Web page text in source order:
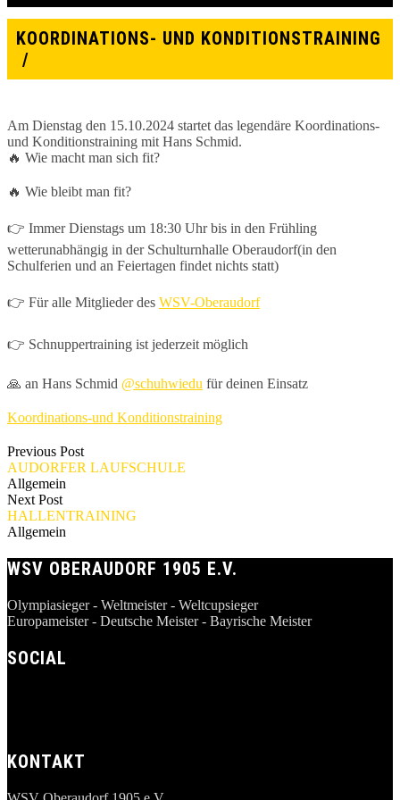
KOORDINATIONS- UND KONDITIONSTRAINING
Am Dienstag den 15.10.2024 startet das legendäre Koordinations-
und Konditionstraining mit Hans Schmid.
🔥 Wie macht man sich fit?
🔥 Wie bleibt man fit?
👉 Immer Dienstags um 18:30 Uhr bis in den Frühling
wetterunabhängig in der Schulturnhalle Oberaudorf(in den
Schulferien und an Feiertagen findet nichts statt)
👉 Für alle Mitglieder des WSV-Oberaudorf
👉 Schnuppertraining ist jederzeit möglich
🙏 an Hans Schmid @schuhwiedu für deinen Einsatz
Koordinations-und Konditionstraining
Previous Post
AUDORFER LAUFSCHULE
Allgemein
Next Post
HALLENTRAINING
Allgemein
WSV OBERAUDORF 1905 E.V.
Olympiasieger - Weltmeister - Weltcupsieger
Europameister - Deutsche Meister - Bayrische Meister
SOCIAL
KONTAKT